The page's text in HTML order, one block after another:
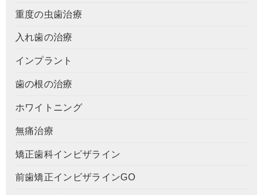
重度の虫歯治療
入れ歯の治療
インプラント
歯の根の治療
ホワイトニング
無痛治療
矯正歯科インビザライン
前歯矯正インビザラインGO